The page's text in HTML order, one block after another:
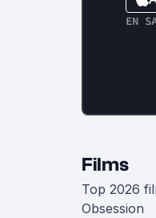
EN
Films
Top 2026
Obsession